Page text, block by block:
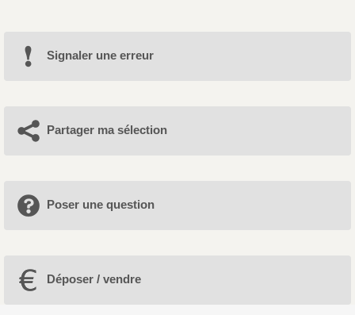
Signaler une erreur
Partager ma sélection
Poser une question
Déposer / vendre